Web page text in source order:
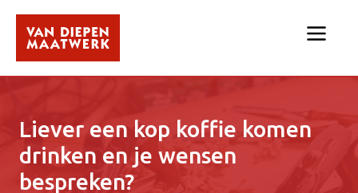
Liever een kop koffie komen
drinken en je wensen
bespreken?